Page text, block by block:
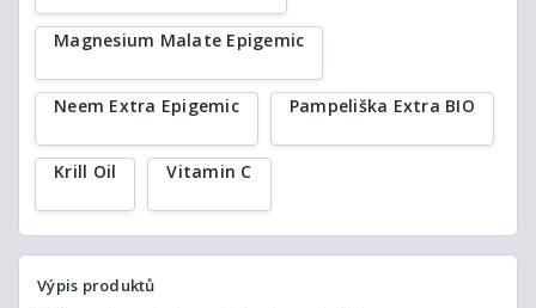
Magnesium Malate Epigemic
Neem Extra Epigemic Pampeliška Extra BIO
Krill Oil Vitamin C
Výpis produktů